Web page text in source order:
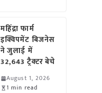
महिंद्रा फार्म
इक्विपमेंट बिजनेस
ने जुलाई में
32,643 ट्रैक्टर बेचे
August 1, 2026
1 min read